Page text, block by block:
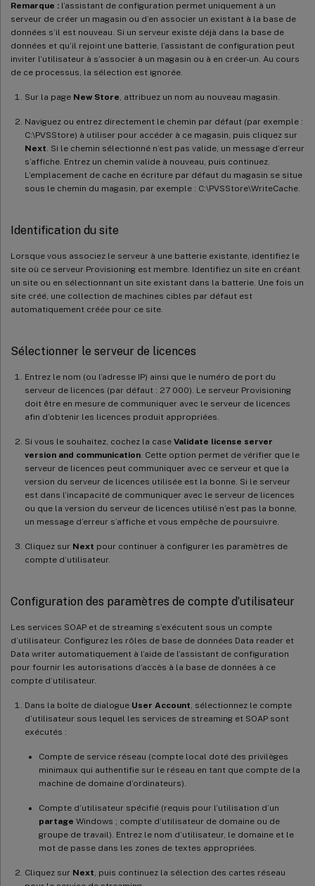
Remarque : l’assistant de configuration permet uniquement à un
serveur de créer un magasin ou d’en associer un existant à la base de
données s’il est nouveau. Si un serveur existe déjà dans la base de
données et qu’il rejoint une batterie, l’assistant de configuration peut
inviter l’utilisateur à s’associer à un magasin ou à en créer-un. Au cours
de ce processus, la sélection est ignorée.
Sur la page New Store , attribuez un nom au nouveau magasin.
Naviguez ou entrez directement le chemin par défaut (par exemple :
C:\PVSStore) à utiliser pour accéder à ce magasin, puis cliquez sur
Next . Si le chemin sélectionné n’est pas valide, un message d’erreur
s’affiche. Entrez un chemin valide à nouveau, puis continuez.
L’emplacement de cache en écriture par défaut du magasin se situe
sous le chemin du magasin, par exemple : C:\PVSStore\WriteCache.
Identification du site
Lorsque vous associez le serveur à une batterie existante, identifiez le
site où ce serveur Provisioning est membre. Identifiez un site en créant
un site ou en sélectionnant un site existant dans la batterie. Une fois un
site créé, une collection de machines cibles par défaut est
automatiquement créée pour ce site.
Sélectionner le serveur de licences
Entrez le nom (ou l’adresse IP) ainsi que le numéro de port du
serveur de licences (par défaut : 27 000). Le serveur Provisioning
doit être en mesure de communiquer avec le serveur de licences
afin d’obtenir les licences produit appropriées.
Si vous le souhaitez, cochez la case Validate license server
version and communication . Cette option permet de vérifier que le
serveur de licences peut communiquer avec ce serveur et que la
version du serveur de licences utilisée est la bonne. Si le serveur
est dans l’incapacité de communiquer avec le serveur de licences
ou que la version du serveur de licences utilisé n’est pas la bonne,
un message d’erreur s’affiche et vous empêche de poursuivre.
Cliquez sur Next pour continuer à configurer les paramètres de
compte d’utilisateur.
Configuration des paramètres de compte d’utilisateur
Les services SOAP et de streaming s’exécutent sous un compte
d’utilisateur. Configurez les rôles de base de données Data reader et
Data writer automatiquement à l’aide de l’assistant de configuration
pour fournir les autorisations d’accès à la base de données à ce
compte d’utilisateur.
Dans la boîte de dialogue User Account , sélectionnez le compte
d’utilisateur sous lequel les services de streaming et SOAP sont
exécutés :
Compte de service réseau (compte local doté des privilèges
minimaux qui authentifie sur le réseau en tant que compte de la
machine de domaine d’ordinateurs).
Compte d’utilisateur spécifié (requis pour l’utilisation d’un
partage Windows ; compte d’utilisateur de domaine ou de
groupe de travail). Entrez le nom d’utilisateur, le domaine et le
mot de passe dans les zones de textes appropriées.
Cliquez sur Next , puis continuez la sélection des cartes réseau